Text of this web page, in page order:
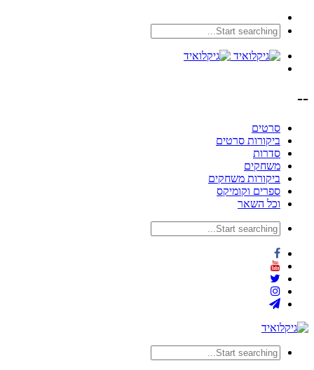
--
סרטים
ביקורות סרטים
סדרות
משחקים
ביקורות משחקים
ספרים וקומיקס
וכל השאר